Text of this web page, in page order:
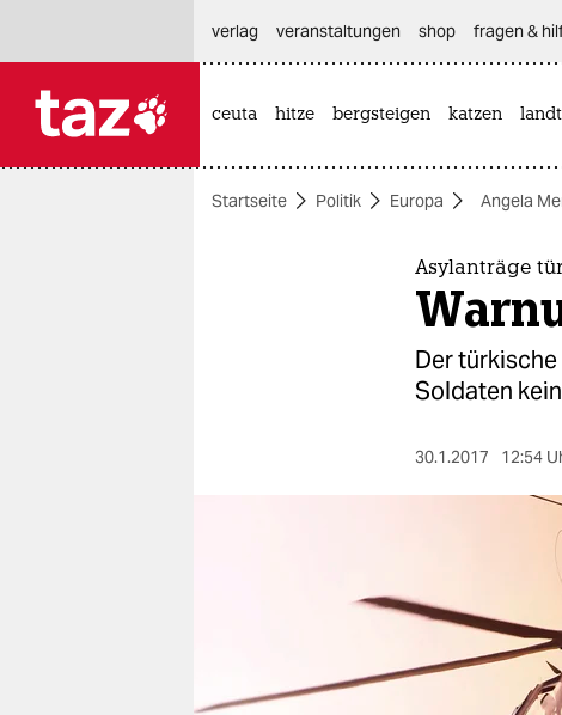
themen
verlag
verlag
veranstaltungen shop fragen &
ceuta hitze bergsteigen katzen
Startseite Politik Europa Angela
Asylanträge
Der
Soldaten
30.1.2017 12:54